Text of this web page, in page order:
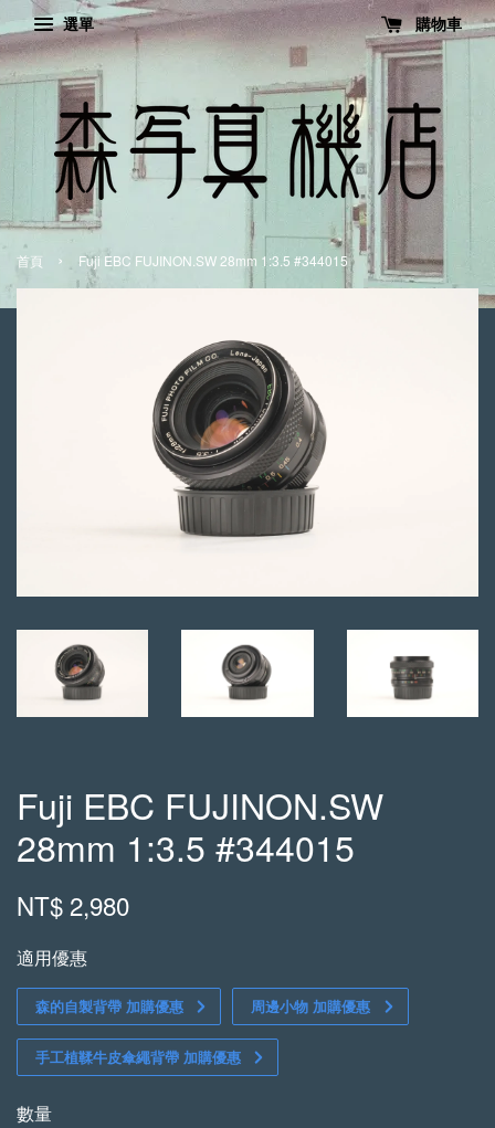
選單 購物車
首頁 › Fuji EBC FUJINON.SW 28mm 1:3.5 #344015
Fuji EBC FUJINON.SW
28mm 1:3.5 #344015
NT$ 2,980
適用優惠
森的自製背帶 加購優惠 周邊小物 加購優惠
手工植鞣牛皮傘繩背帶 加購優惠
數量